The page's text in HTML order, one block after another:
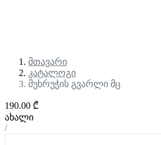
მთავარი
კატალოგი
მუხრუჭის გვარლი მც
190.00 ₾
ახალი
/